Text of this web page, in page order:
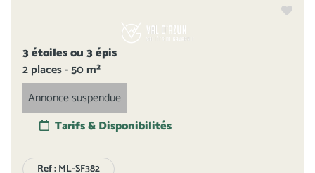
3 étoiles ou 3 épis
2 places - 50 m²
Annonce suspendue
Tarifs & Disponibilités
Ref : ML-SF382